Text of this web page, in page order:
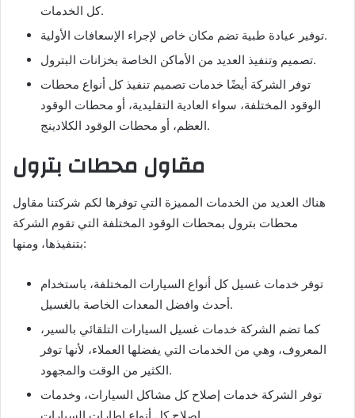
كل الخدمات.
توفير عيادة طبية تضم مكان خاص لإجراء الإسعافات الأولية.
تصميم وتنفيذ العديد من الأماكن الخاصة بخزانات البترول.
توفر الشركة أيضًا خدمات تصميم تنفيذ كل أنواع محطات
الوقود المختلفة، سواء العادية التقليدية، أو محطات الوقود
العظم، أو محطات الوقود الكلادينج.
مقاول محطات بترول
هناك العديد من الخدمات المميزة التي توفرها لكم شركتنا مقاول
محطات بترول بمحطات الوقود المختلفة التي تقوم الشركة
بتنفيذها، ومنها:
توفر خدمات غسيل كل أنواع السيارات المختلفة، باستخدام
أحدث وافضل المعدات الخاصة بالغسيل.
كما تضم الشركة خدمات غسيل السيارات التلقائي بالسير،
المعروف، وهي من الخدمات التي يفضلها العملاء، لأنها توفر
الكثير من الوقت والمجهود.
توفر الشركة خدمات إصلاح كل مشاكل السيارات، وخدمات